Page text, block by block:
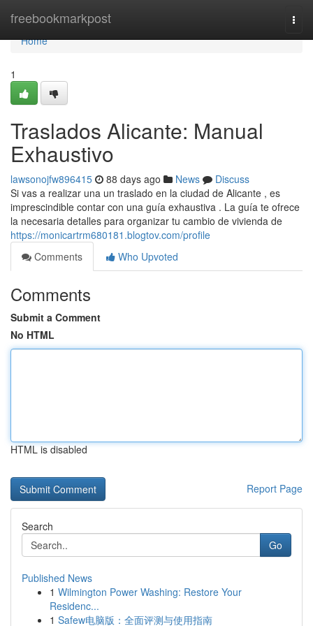
freebookmarkpost
Home
Home
1
Traslados Alicante: Manual
Exhaustivo
lawsonojfw896415 88 days ago News
Discuss
Si vas a realizar una un traslado en la ciudad de Alicante , es
imprescindible contar con una guía exhaustiva . La guía te ofrece
la necesaria detalles para organizar tu cambio de vivienda de
https://monicartrm680181.blogtov.com/profile
Comments
Who Upvoted
Comments
Submit a Comment
No HTML
HTML is disabled
Report Page
Search
Go
Published News
1 Wilmington Power Washing: Restore Your
Residenc...
1 Safew电脑版：全面评测与使用指南